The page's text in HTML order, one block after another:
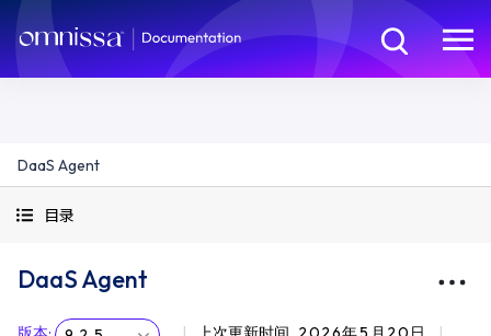
DaaS Agent
目录
DaaS Agent